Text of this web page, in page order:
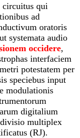
circuitus qui
ad
oratoris
systemata audio
occidere,
interfaciem
potestatem per
speciebus input
modulationis
digitalium
multiplex
(RJ).